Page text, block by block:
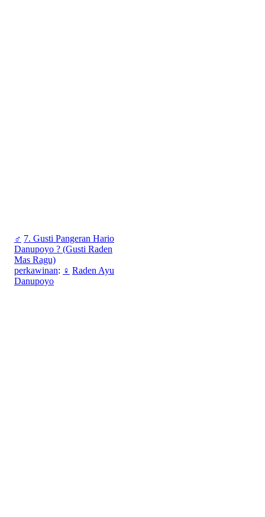
♂ 7. Gusti Pangeran Hario
Danupoyo ? (Gusti Raden
Mas Ragu)
perkawinan: ♀ Raden Ayu
Danupoyo